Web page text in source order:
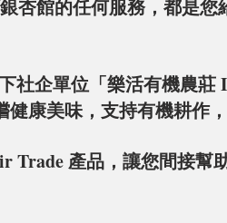
杏館的任何服務， 都是您
社企單位「樂活有機農莊
健康美味，支持有機耕作
Trade 產品，讓您間接幫